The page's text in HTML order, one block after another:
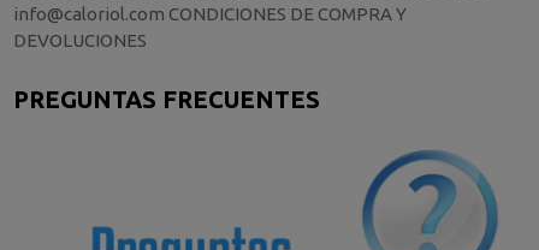
info@caloriol.com CONDICIONES DE COMPRA Y
DEVOLUCIONES
PREGUNTAS FRECUENTES